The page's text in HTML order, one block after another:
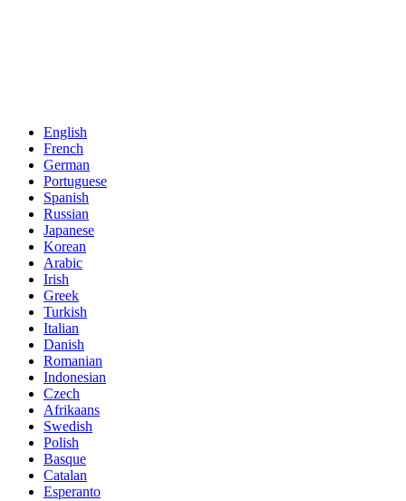
English
French
German
Portuguese
Spanish
Russian
Japanese
Korean
Arabic
Irish
Greek
Turkish
Italian
Danish
Romanian
Indonesian
Czech
Afrikaans
Swedish
Polish
Basque
Catalan
Esperanto